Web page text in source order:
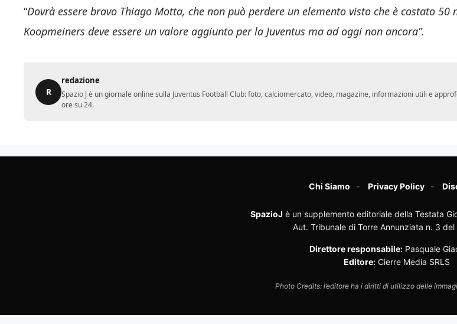
“Dovrà essere bravo Thiago Motta, che non può perdere un elemento visto che è costato 50
Koopmeiners deve essere un valore aggiunto per la Juventus ma ad oggi non ancora”.
R
redazione
Spazio J è un giornale online sulla Juventus Football Club: foto, calciomercato, video, magazine, informazioni utili e
ore su 24.
Chi Siamo Privacy Policy
SpazioJ è un supplemento editoriale della Testata
Aut. Tribunale di Torre Annunziata n. 3 del
Direttore responsabile: Pasquale
Editore: Cierre Media SRLS
Photo Credits: l’editore ha i diritti di utilizzo delle